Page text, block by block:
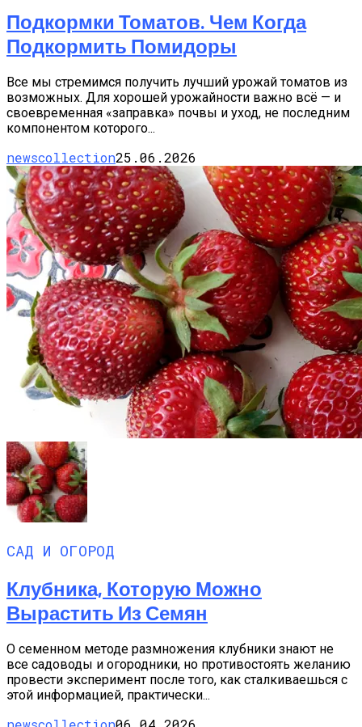
Подкормки Томатов. Чем Когда
Подкормить Помидоры
Все мы стремимся получить лучший урожай томатов из
возможных. Для хорошей урожайности важно всё — и
своевременная «заправка» почвы и уход, не последним
компонентом которого...
newscollection25.06.2026
САД И ОГОРОД
Клубника, Которую Можно
Вырастить Из Семян
О семенном методе размножения клубники знают не
все садоводы и огородники, но противостоять желанию
провести эксперимент после того, как сталкиваешься с
этой информацией, практически...